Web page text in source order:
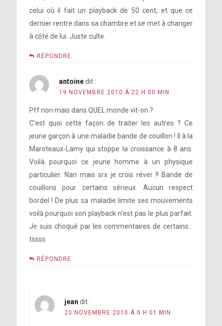
celui où il fait un playback de 50 cent, et que ce
dernier rentre dans sa chambre et se met à changer
à côté de lui. Juste culte.
RÉPONDRE
antoine dit :
19 NOVEMBRE 2010 À 22 H 00 MIN
Pff non mais dans QUEL monde vit-on ?
C’est quoi cette façon de traiter les autres ? Ce
jeune garçon à une maladie bande de couillon ! Il à la
Maroteaux-Lamy qui stoppe la croissance à 8 ans.
Voilà pourquoi ce jeune homme à un physique
particulier. Nan mais srx je crois réver !! Bande de
couillons pour certains sérieux. Aucun respect
bordel ! De plus sa maladie limite ses mouvements
voilà pourquoi son playback n’est pas le plus parfait.
Je suis choqué par les commentaires de certains…
tssss
RÉPONDRE
jean dit :
20 NOVEMBRE 2010 À 0 H 01 MIN